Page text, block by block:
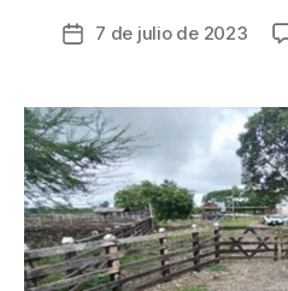
Fecha
entrada
7 de julio de 2023